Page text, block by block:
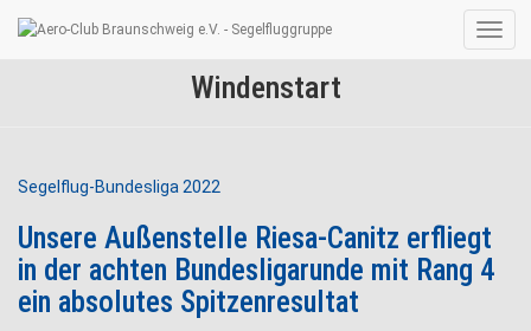
Windenstart
Segelflug-Bundesliga 2022
Unsere Außenstelle Riesa-Canitz erfliegt
in der achten Bundesligarunde mit Rang 4
ein absolutes Spitzenresultat